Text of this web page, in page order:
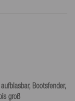
Bootsfender,
groß